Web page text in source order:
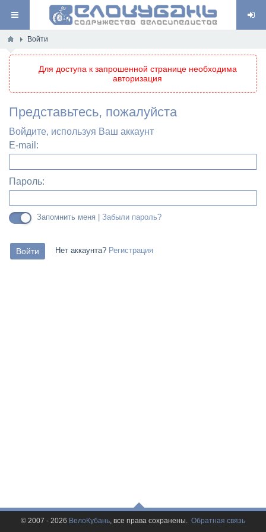
Войти
Для доступа к запрошенной странице необходима
авторизация
Представьтесь, пожалуйста
Войдите, используя Ваш аккаунт
E-mail:
Пароль:
Запомнить меня | Забыли пароль?
Нет аккаунта? Регистрация
© 2007 - 2026 ВелоКубань, все права сохранены. Обратная связь